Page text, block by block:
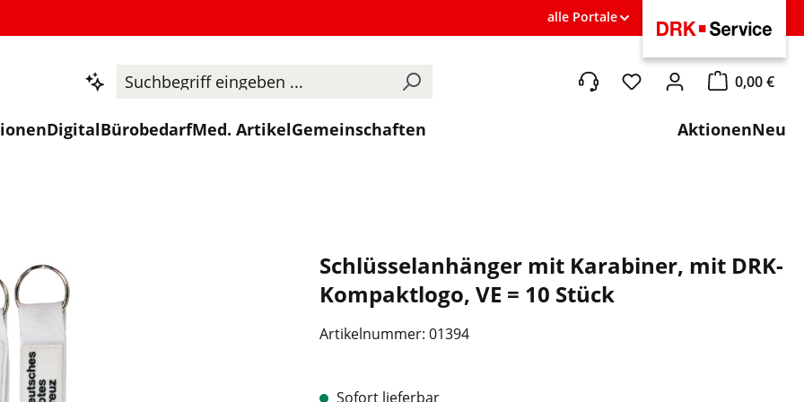
alle Portale
Du hast 0 Produkte auf
0,00 €
Warenkorb
DigitalBürobedarfMed. ArtikelGemeinschaften AktionenNeu
Schlüsselanhänger mit Karabiner, mit DRK-
Kompaktlogo, VE = 10 Stück
Artikelnummer: 01394
Sofort lieferbar